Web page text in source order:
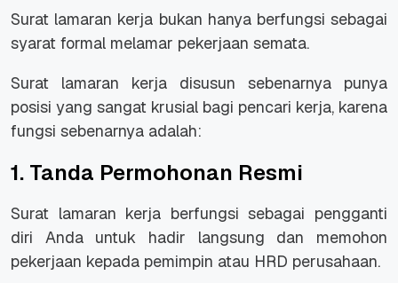
Surat lamaran kerja bukan hanya berfungsi sebagai
syarat formal melamar pekerjaan semata.
Surat lamaran kerja disusun sebenarnya punya
posisi yang sangat krusial bagi pencari kerja, karena
fungsi sebenarnya adalah:
1. Tanda Permohonan Resmi
Surat lamaran kerja berfungsi sebagai pengganti
diri Anda untuk hadir langsung dan memohon
pekerjaan kepada pemimpin atau HRD perusahaan.